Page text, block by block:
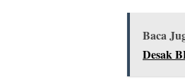
Baca
Desak